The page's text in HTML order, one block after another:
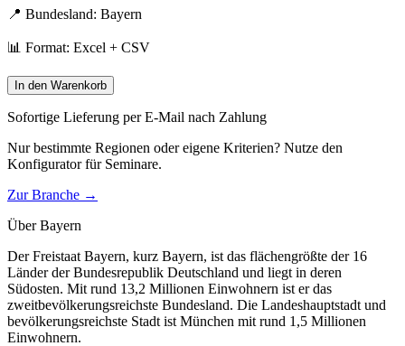
📍 Bundesland: Bayern
📊 Format: Excel + CSV
In den Warenkorb
Sofortige Lieferung per E-Mail nach Zahlung
Nur bestimmte Regionen oder eigene Kriterien? Nutze den
Konfigurator für Seminare.
Zur Branche →
ÜberBayern
Der Freistaat Bayern, kurz Bayern, ist das flächengrößte der 16
Länder der Bundesrepublik Deutschland und liegt in deren
Südosten. Mit rund 13,2 Millionen Einwohnern ist er das
zweitbevölkerungsreichste Bundesland. Die Landeshauptstadt und
bevölkerungsreichste Stadt ist München mit rund 1,5 Millionen
Einwohnern.